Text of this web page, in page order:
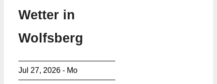
Wetter in
Wolfsberg
Jul 27, 2026 - Mo